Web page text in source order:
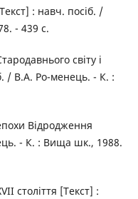
: навч. посіб. /
- 439 с.
світу і
/ В.А. Ро-менець. - К. :
Відродження
- К. : Вища шк., 1988.
століття [Текст] :